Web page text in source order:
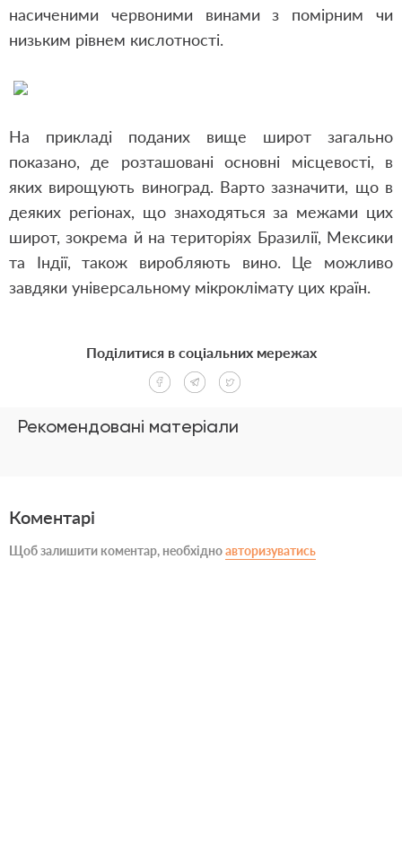
насиченими червоними винами з помірним чи
низьким рівнем кислотності.
На прикладі поданих вище широт загально
показано, де розташовані основні місцевості, в
яких вирощують виноград. Варто зазначити, що в
деяких регіонах, що знаходяться за межами цих
широт, зокрема й на територіях Бразилії, Мексики
та Індії, також виробляють вино. Це можливо
завдяки універсальному мікроклімату цих країн.
Рекомендовані матеріали
Поділитися в соціальних мережах
Коментарі
Щоб залишити коментар, необхідноавторизуватись